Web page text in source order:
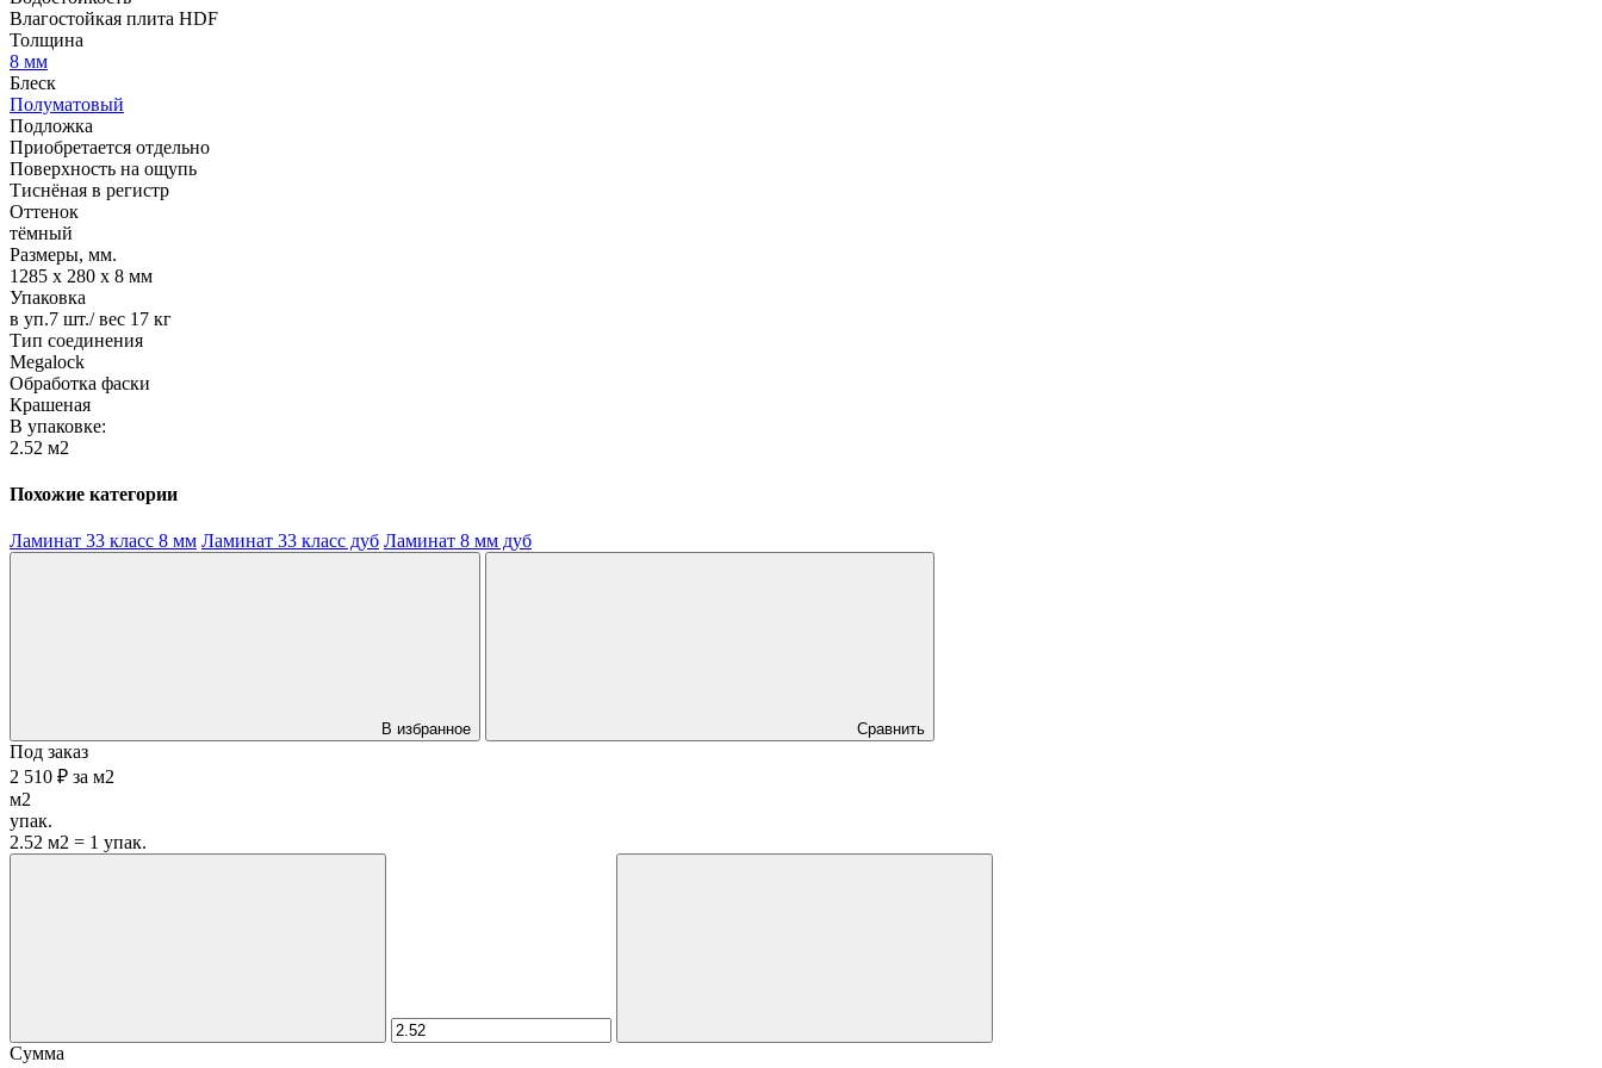
Влагостойкая плита HDF
Толщина
8 мм
Блеск
Полуматовый
Подложка
Приобретается отдельно
Поверхность на ощупь
Тиснёная в регистр
Оттенок
тёмный
Размеры, мм.
1285 х 280 х 8 мм
Упаковка
в уп.7 шт./ вес 17 кг
Тип соединения
Megalock
Обработка фаски
Крашеная
В упаковке:
2.52 м2
Похожие категории
Ламинат 33 класс 8 мм Ламинат 33 класс дуб Ламинат 8 мм дуб
В избранное Сравнить
Под заказ
2 510 ₽ за м2
м2
упак.
2.52 м2 = 1 упак.
Сумма